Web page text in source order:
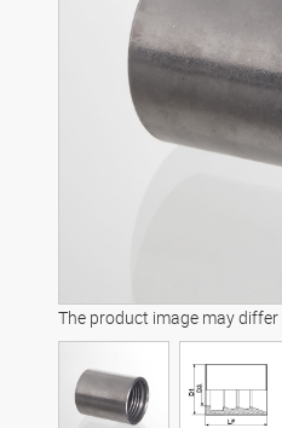
The product image may differ